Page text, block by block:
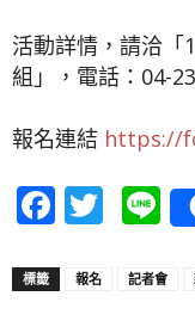
活動詳情，請洽「
組」，電話：04-
報名連結 https://
標籤 報名 記者會